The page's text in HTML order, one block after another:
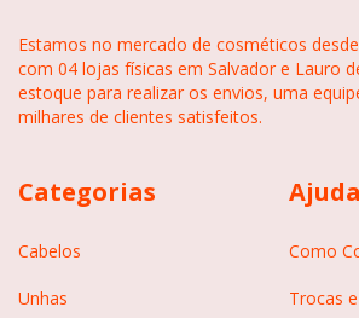
Estamos no mercado de cosméticos
com 04 lojas físicas em Salvador e Lauro
estoque para realizar os envios, uma
milhares de clientes satisfeitos.
Categorias
Cabelos
Unhas
Ajuda
Como
Trocas